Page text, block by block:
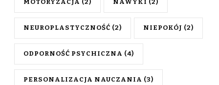
MOTORYZACJA (2) NAWYKI (2)
NEUROPLASTYCZNOŚĆ (2) NIEPOKÓJ (2)
ODPORNOŚĆ PSYCHICZNA (4)
PERSONALIZACJA NAUCZANIA (3)